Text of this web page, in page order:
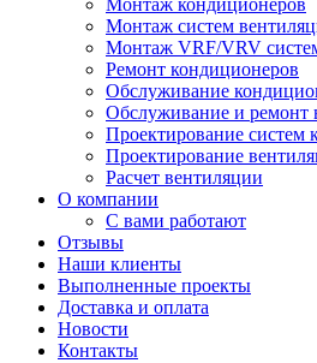
Монтаж кондиционеров
Монтаж систем
Монтаж VRF/VRV
Ремонт кондиционеров
Обслуживание
Обслуживание и ремонт
Проектирование систем
Проектирование
Расчет вентиляции
О компании
С вами работают
Отзывы
Наши клиенты
Выполненные проекты
Доставка и оплата
Новости
Контакты